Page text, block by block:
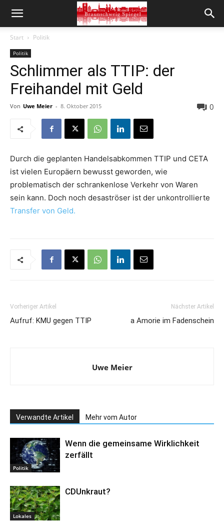
Start Politik
Politik
Schlimmer als TTIP: der
Freihandel mit Geld
Von Uwe Meier - 8. Oktober 2015 0
Durch die geplanten Handelsabkommen TTIP und CETA
ist vielen Europäern bewusst geworden, wie
problematisch der schrankenlose Verkehr von Waren
sein kann. Doch noch desaströser ist der unkontrollierte
Transfer von Geld.
Vorheriger Artikel
Aufruf: KMU gegen TTIP
Nächster Artikel
a Amorie im Fadenschein
Uwe Meier
Verwandte Artikel Mehr vom Autor
Politik
Wenn die gemeinsame Wirklichkeit
zerfällt
Lokales
CDUnkraut?